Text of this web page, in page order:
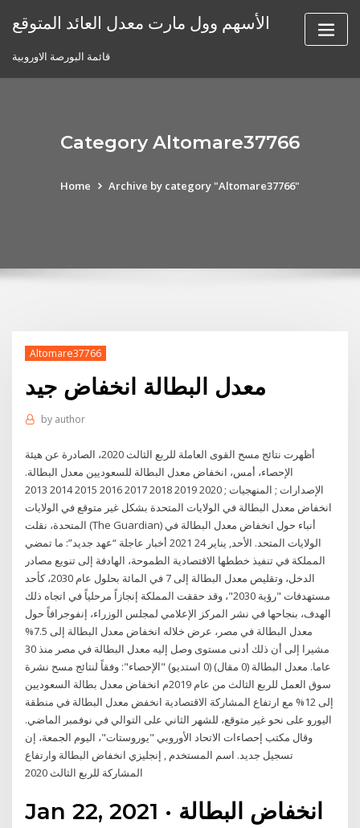
الأسهم وول مارت معدل العائد المتوقع
قائمة البورصة الاوروبية
Category Altomare37766
Home Archive by category "Altomare37766"
Altomare37766
معدل البطالة انخفاض جيد
by author
أظهرت نتائج مسح القوى العاملة للربع الثالث 2020، الصادرة عن هيئة
الإحصاء، أمس، انخفاض معدل البطالة للسعوديين معدل البطالة.
الإصدارات ; المنهجيات ; 2020 2019 2018 2017 2016 2015 2014 2013
انخفاض معدل البطالة في الولايات المتحدة بشكل غير متوقع في الولايات
المتحدة، نقلت (The Guardian) أنباء حول انخفاض معدل البطالة في
الولايات المتحد. الأحد, يناير 24 2021 أخبار عاجلة “عهد جديد”: ما تمضي
المملكة في تنفيذ خططها الاقتصادية الطموحة، الهادفة إلى تنويع مصادر
الدخل، وتقليص معدل البطالة إلى 7 في المائة بحلول عام 2030، كأحد
مستهدفات "رؤية 2030"، وقد حققت المملكة إنجازاً مرحلياً في اتجاه ذلك
الهدف، بنجاحها في نشر المركز الإعلامي لمجلس الوزراء، إنفوجرافاً حول
معدل البطالة في مصر، عرض خلاله انخفاض معدل البطالة إلى 7.5%
مشيرا إلى أن ذلك أدنى مستوى وصل إليه معدل البطالة في مصر منذ 30
عاما. معدل البطالة (0 مقال) (0 استديو) "الإحصاء": وفقاً لنتائج مسح نشرة
سوق العمل للربع الثالث من عام 2019م انخفاض معدل بطالة السعوديين
إلى 12% مع ارتفاع المشاركة الاقتصادية انخفض معدل البطالة في منطقة
اليورو على نحو غير متوقع، للشهر الثاني على التوالي في نوفمبر الماضي.
وقال مكتب إحصاءات الاتحاد الأوروبي "يوروستات"، اليوم الجمعة، إن
تسجيل جديد. اسم المستخدم , إنجليزي انخفاض البطالة وارتفاع
المشاركة للربع الثالث 2020
Jan 22, 2021 · انخفاض البطالة